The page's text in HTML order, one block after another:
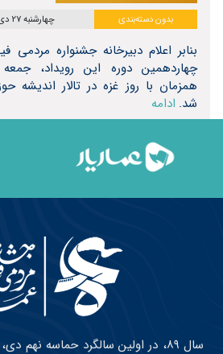
بدون دسته‌بندی چهارشنبه 27 دی 1402، ساعت 12:59
بنابر اعلام دبیرخانه جشنواره مردمی
همزمان با روز غزه در تالار اندیشه
شد. ادامه
سال ۸۹، در اولین سالگرد حماسه نهم